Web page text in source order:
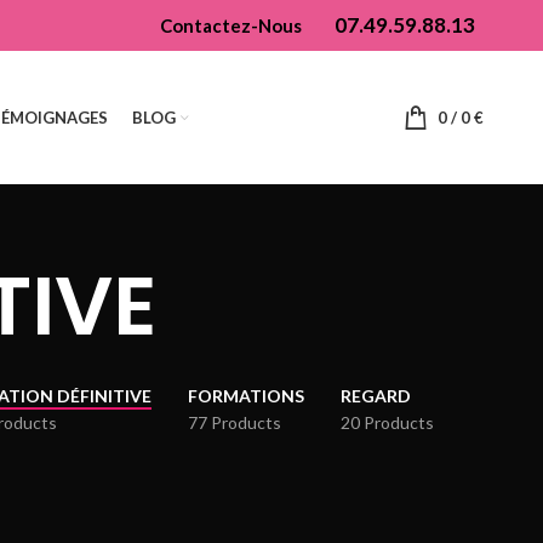
Contactez-Nous 07.49.59.88.13
BLOG 0/ 0€
DÉFINITIVE
FORMATIONS
77 Products
REGARD
20 Products